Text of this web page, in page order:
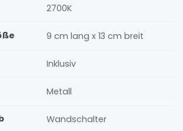
2700K
9 cm lang x 13 cm breit
Inklusiv
Metall
Wandschalter